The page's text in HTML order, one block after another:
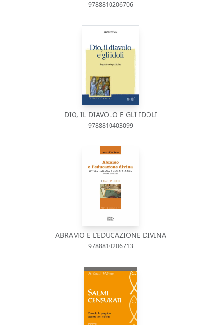
9788810206706
DIO, IL DIAVOLO E GLI IDOLI
9788810403099
ABRAMO E L’EDUCAZIONE DIVINA
9788810206713